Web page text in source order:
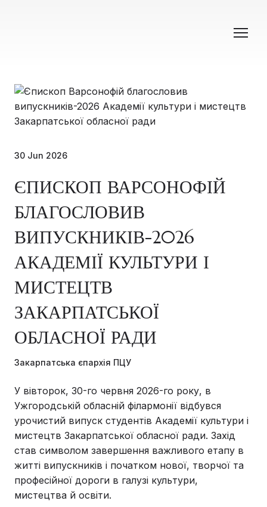
30 Jun 2026
ЄПИСКОП ВАРСОНОФІЙ
БЛАГОСЛОВИВ
ВИПУСКНИКІВ-2026
АКАДЕМІЇ КУЛЬТУРИ І
МИСТЕЦТВ
ЗАКАРПАТСЬКОЇ
ОБЛАСНОЇ РАДИ
Закарпатська єпархія ПЦУ
У вівторок, 30-го червня 2026-го року, в
Ужгородській обласній філармонії відбувся
урочистий випуск студентів Академії культури і
мистецтв Закарпатської обласної ради. Захід
став символом завершення важливого етапу в
житті випускників і початком нової, творчої та
професійної дороги в галузі культури,
мистецтва й освіти.